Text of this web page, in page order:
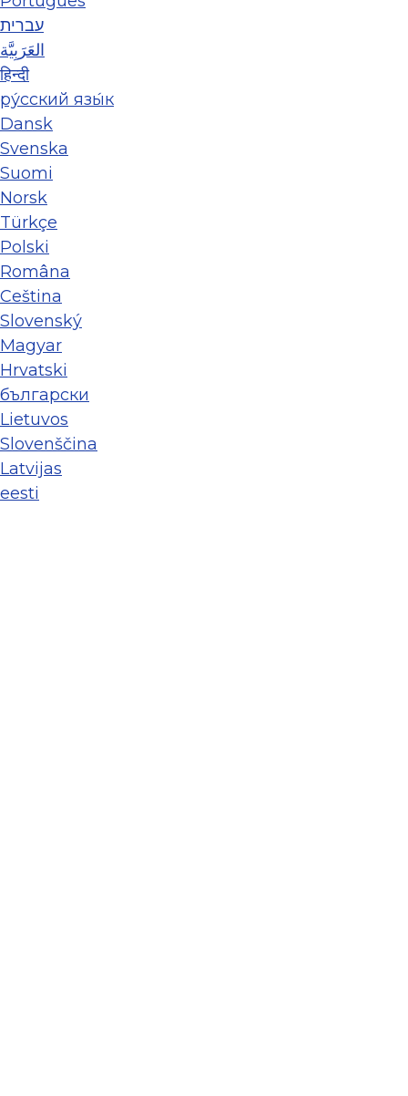
עברית
العَرَبِيَّة
हिन्दी
ру́сский язы́к
Dansk
Svenska
Suomi
Norsk
Türkçe
Polski
Româna
Ceština
Slovenský
Magyar
Hrvatski
български
Lietuvos
Slovenščina
Latvijas
eesti